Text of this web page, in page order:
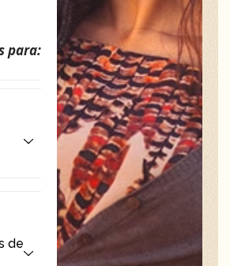
para:
de